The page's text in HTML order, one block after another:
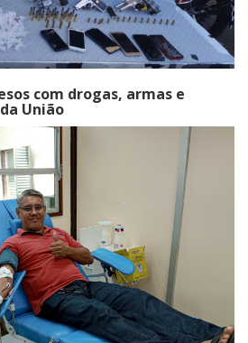
com drogas, armas e
União